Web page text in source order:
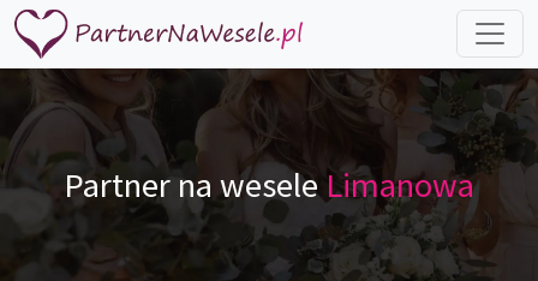
Partner na wesele Limanowa